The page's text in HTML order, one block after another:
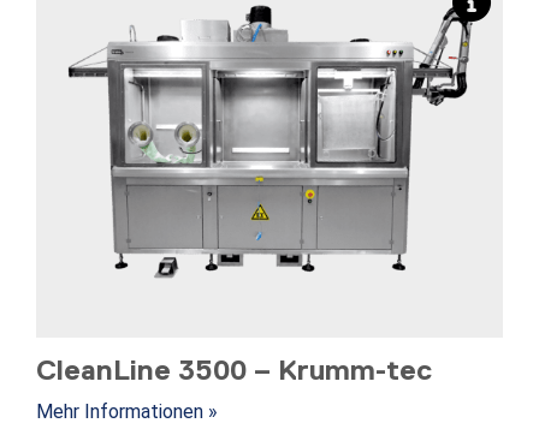
CleanLine 3500 – Krumm-tec
Mehr Informationen »